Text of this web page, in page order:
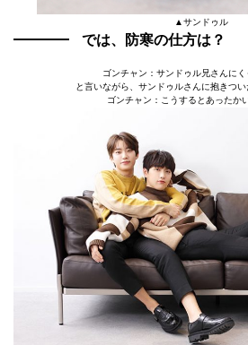
▲サンドゥル
では、防寒の仕方は？
ゴンチャン：サンドゥル兄さんにく
と言いながら、サンドゥルさんに抱きつい
ゴンチャン：こうするとあったか